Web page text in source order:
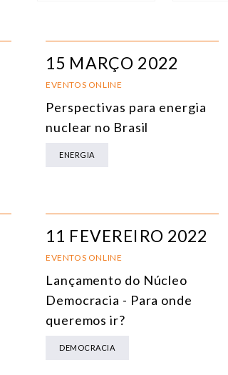
ÁSIA
DEFESA E SEGURANÇA INTERNACIONAL
TODOS
15 MARÇO 2022
EVENTOS ONLINE
Perspectivas para energia
nuclear no Brasil
ENERGIA
11 FEVEREIRO 2022
EVENTOS ONLINE
Lançamento do Núcleo
Democracia - Para onde
queremos ir?
DEMOCRACIA